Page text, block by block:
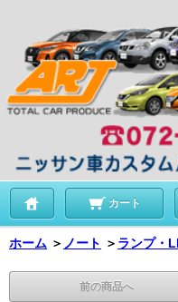
カート
ホーム ＞ ノート ＞ ランプ・
前の商品へ